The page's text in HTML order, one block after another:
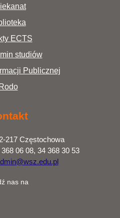
ECTS
studiów
Publicznej
Rodo
217 Częstochowa
06 08, 34 368 30 53
nas na